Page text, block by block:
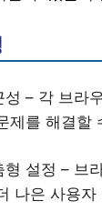
성 – 각 브라
제를 해결할
형 설정 – 브
나은 사용